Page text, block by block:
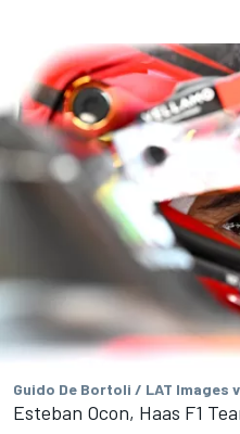
Guido De Bortoli / LAT Images
Esteban Ocon, Haas F1